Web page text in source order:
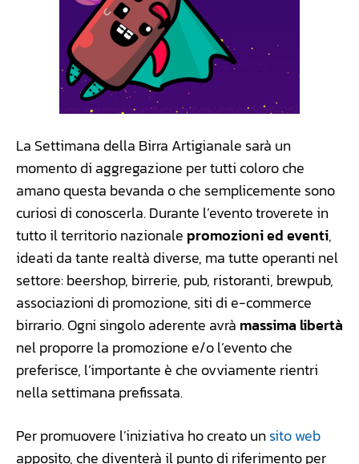
La Settimana della Birra Artigianale sarà un
momento di aggregazione per tutti coloro che
amano questa bevanda o che semplicemente sono
curiosi di conoscerla. Durante l’evento troverete in
tutto il territorio nazionale promozioni ed eventi,
ideati da tante realtà diverse, ma tutte operanti nel
settore: beershop, birrerie, pub, ristoranti, brewpub,
associazioni di promozione, siti di e-commerce
birrario. Ogni singolo aderente avrà massima libertà
nel proporre la promozione e/o l’evento che
preferisce, l’importante è che ovviamente rientri
nella settimana prefissata.
Per promuovere l’iniziativa ho creato unsito web
apposito, che diventerà il punto di riferimento per